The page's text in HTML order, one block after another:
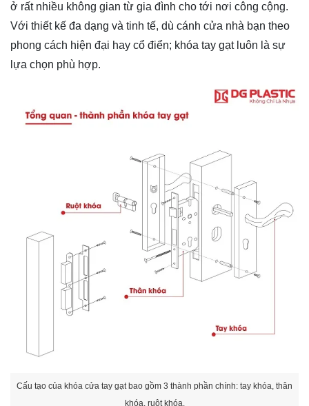
ở rất nhiều không gian từ gia đình cho tới nơi công cộng.
Với thiết kế đa dạng và tinh tế, dù cánh cửa nhà bạn theo
phong cách hiện đại hay cổ điển; khóa tay gạt luôn là sự
lựa chọn phù hợp.
Cấu tạo của khóa cửa tay gạt bao gồm 3 thành phần chính: tay khóa, thân
khóa, ruột khóa.